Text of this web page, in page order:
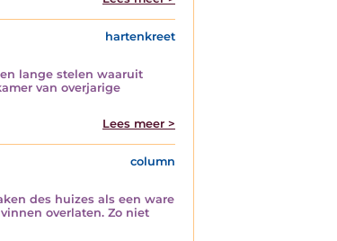
hartenkreet
lange stelen waaruit
van overjarige
Lees meer >
column
des huizes als een ware
overlaten. Zo niet